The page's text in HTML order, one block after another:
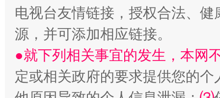
电视台友情链接，授权合法、
源，并可添加相应链接。
●就下列相关事宜的发生，本网
定或相关政府的要求提供您的个